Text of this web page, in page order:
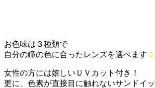
お色味は３種類で
自分の瞳の色に合ったレンズを選べます ☺
女性の方には嬉しいＵＶカット付き！
更に、色素が直接目に触れないサンドイ